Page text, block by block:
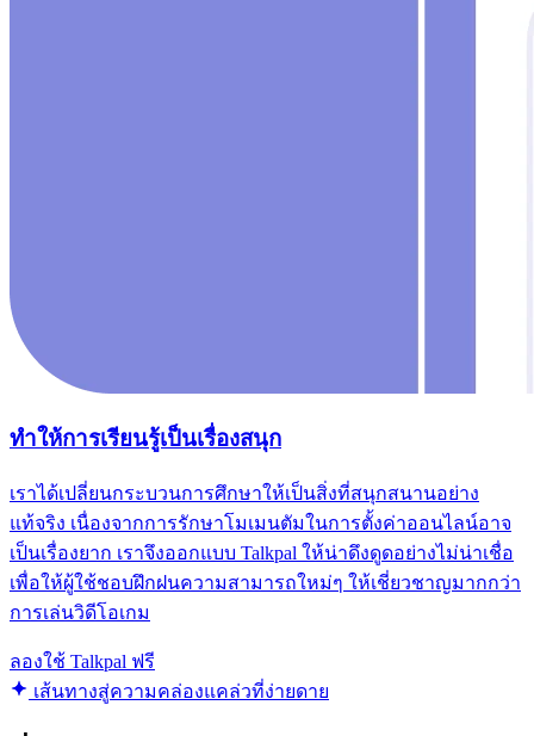
ทำให้การเรียนรู้เป็นเรื่องสนุก
เราได้เปลี่ยนกระบวนการศึกษาให้เป็นสิ่งที่สนุกสนานอย่าง
แท้จริง เนื่องจากการรักษาโมเมนตัมในการตั้งค่าออนไลน์อาจ
เป็นเรื่องยาก เราจึงออกแบบ Talkpal ให้น่าดึงดูดอย่างไม่น่าเชื่อ
เพื่อให้ผู้ใช้ชอบฝึกฝนความสามารถใหม่ๆ ให้เชี่ยวชาญมากกว่า
การเล่นวิดีโอเกม
ลองใช้ Talkpal ฟรี
เส้นทางสู่ความคล่องแคล่วที่ง่ายดาย